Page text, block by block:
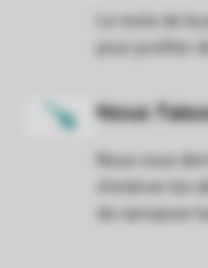
Le reste de
pour profiter
Nous vous
d'enlever les
de ramasser